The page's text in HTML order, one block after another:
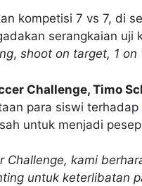
kompetisi 7 vs 7, di
serangkaian uji
, shoot on target, 1 on
Challenge, Timo
para siswi terhadap
untuk menjadi
Challenge, kami
untuk keterlibatan